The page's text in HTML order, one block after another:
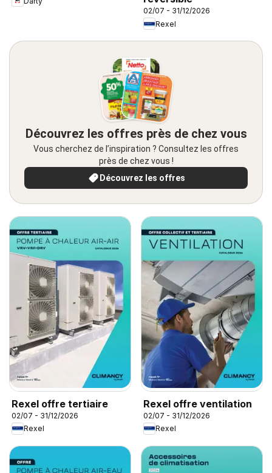
02/07 - 31/12/2026
Rexel
Découvrez les offres près de chez vous
Vous cherchez de l’inspiration ? Consultez les offres
près de chez vous !
Découvrez les offres
Rexel offre tertiaire
02/07 - 31/12/2026
Rexel
Rexel offre ventilation
02/07 - 31/12/2026
Rexel